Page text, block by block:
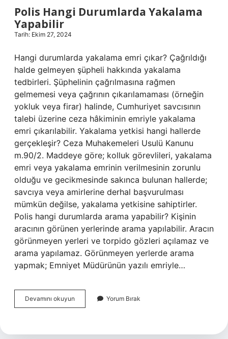
Polis Hangi Durumlarda Yakalama
Yapabilir
Tarih: Ekim 27, 2024
Hangi durumlarda yakalama emri çıkar? Çağrıldığı
halde gelmeyen şüpheli hakkında yakalama
tedbirleri. Şüphelinin çağrılmasına rağmen
gelmemesi veya çağrının çıkarılamaması (örneğin
yokluk veya firar) halinde, Cumhuriyet savcısının
talebi üzerine ceza hâkiminin emriyle yakalama
emri çıkarılabilir. Yakalama yetkisi hangi hallerde
gerçekleşir? Ceza Muhakemeleri Usulü Kanunu
m.90/2. Maddeye göre; kolluk görevlileri, yakalama
emri veya yakalama emrinin verilmesinin zorunlu
olduğu ve gecikmesinde sakınca bulunan hallerde;
savcıya veya amirlerine derhal başvurulması
mümkün değilse, yakalama yetkisine sahiptirler.
Polis hangi durumlarda arama yapabilir? Kişinin
aracının görünen yerlerinde arama yapılabilir. Aracın
görünmeyen yerleri ve torpido gözleri açılamaz ve
arama yapılamaz. Görünmeyen yerlerde arama
yapmak; Emniyet Müdürünün yazılı emriyle…
Devamını okuyun
Hangi
Yapabilir
Yorum Bırak